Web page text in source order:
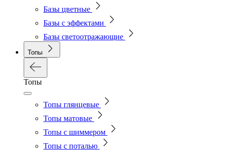
Базы цветные
Базы с эффектами
Базы светоотражающие
Топы
Топы
Топы глянцевые
Топы матовые
Топы с шиммером
Топы с поталью